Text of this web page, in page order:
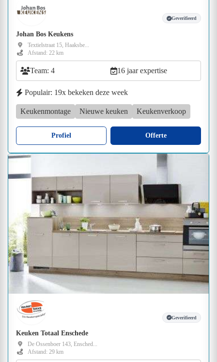
Geverifieerd
Johan Bos Keukens
Textielstraat 15, Haaksbe...
Afstand: 22 km
Team: 4 16 jaar expertise
Populair: 19x bekeken deze week
Keukenmontage Nieuwe keuken Keukenverkoop
Profiel Offerte
Geverifieerd
Keuken Totaal Enschede
De Ossenboer 143, Ensched...
Afstand: 29 km